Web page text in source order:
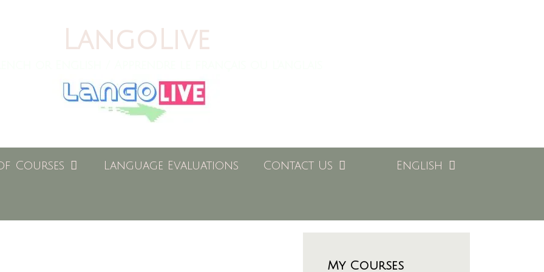
LangoLive
of Courses Language Evaluations Contact Us English
My Courses